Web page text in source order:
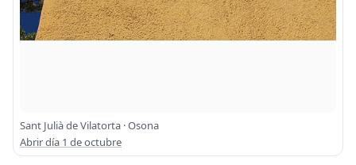
Sant Julià de Vilatorta · Osona
Abrir día 1 de octubre